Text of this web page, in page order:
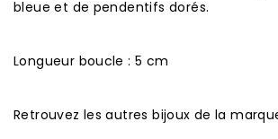
bleue et de pendentifs dorés.
Longueur boucle : 5 cm
Retrouvez les autres bijoux de la